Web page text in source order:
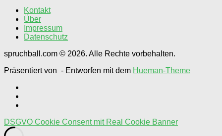
Kontakt
Über
Impressum
Datenschutz
spruchball.com © 2026. Alle Rechte vorbehalten.
Präsentiert von - Entworfen mit dem Hueman-Theme
DSGVO Cookie Consent mit Real Cookie Banner